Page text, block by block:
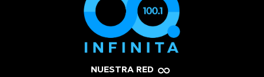
NUESTRA RED